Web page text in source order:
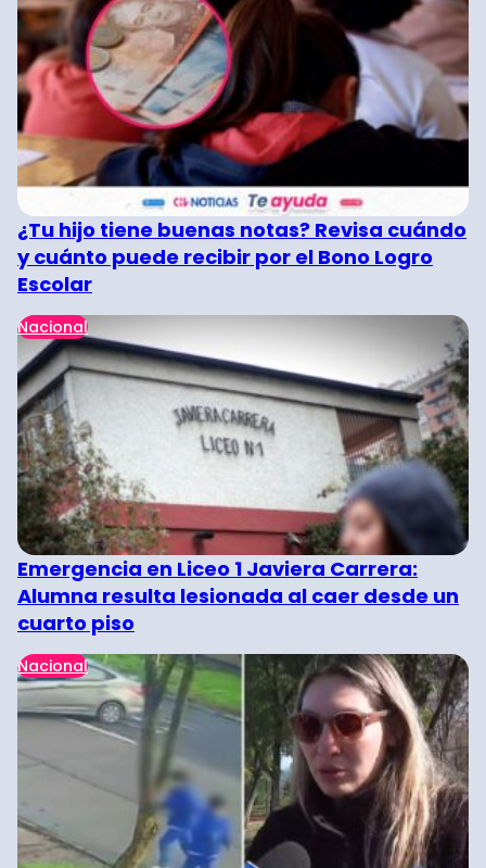
¿Tu hijo tiene buenas notas? Revisa cuándo
y cuánto puede recibir por el Bono Logro
Escolar
Nacional
Emergencia en Liceo 1 Javiera Carrera:
Alumna resulta lesionada al caer desde un
cuarto piso
Nacional